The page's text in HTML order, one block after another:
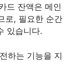
드 잔액은 메인
로, 필요한 순간
있습니다.
하는 기능을 지